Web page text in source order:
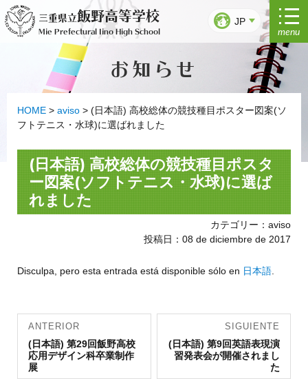
al
contenido
三重県立飯野高等学校
Mie Prefectural Iino High School
JP
menu
お知らせ
HOME > aviso > (日本語) 高校総体の競技種目ポスター図案(ソ
フトテニス・水球)に選ばれました
(日本語) 高校総体の競技種目ポスタ
ー図案(ソフトテニス・水球)に選ば
れました
カテゴリー：aviso
投稿日：08 de diciembre de 2017
Disculpa, pero esta entrada está disponible sólo en 日本語
Navegación
de
entradas
ANTERIOR
Entrada
anterior:
(日本語) 第29回飯野高校
応用デザイン科卒業制作
展
SIGUIENTE
Entrada
siguiente:
(日本語) 第9回英語表現演
習発表会が開催されまし
た